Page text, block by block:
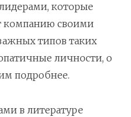
которые
компанию своими
типов таких
личности, о
подробнее.
в литературе